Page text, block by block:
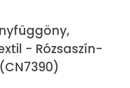
- Rózsaszín-